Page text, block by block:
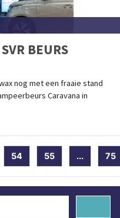
BEURS
nog met een fraaie stand
Caravana in
54 55 ... 75